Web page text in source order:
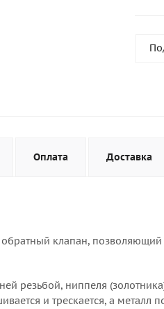
Оплата Доставка
клапан,
резьбой, ниппеля
и трескается, а металл